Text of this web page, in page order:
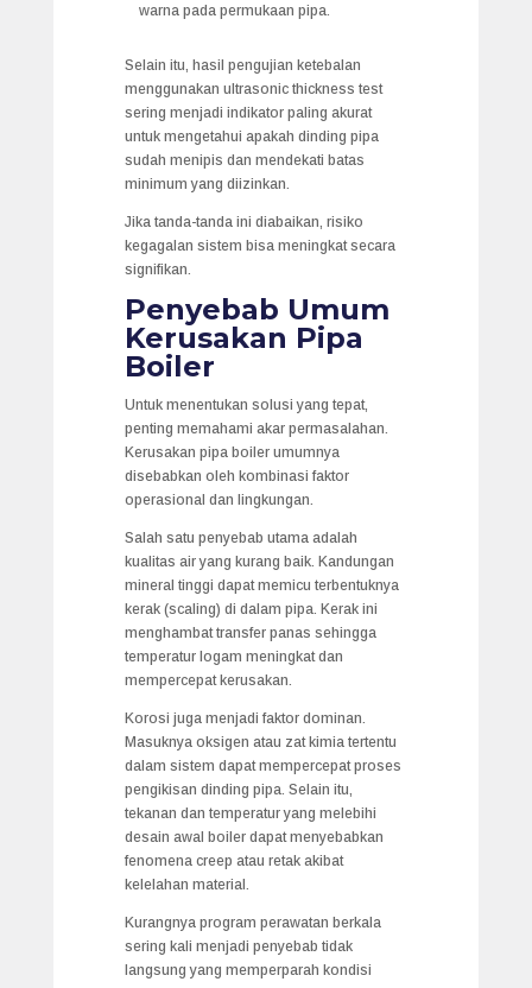
warna pada permukaan pipa.
Selain itu, hasil pengujian ketebalan
menggunakan ultrasonic thickness test
sering menjadi indikator paling akurat
untuk mengetahui apakah dinding pipa
sudah menipis dan mendekati batas
minimum yang diizinkan.
Jika tanda-tanda ini diabaikan, risiko
kegagalan sistem bisa meningkat secara
signifikan.
Penyebab Umum
Kerusakan Pipa
Boiler
Untuk menentukan solusi yang tepat,
penting memahami akar permasalahan.
Kerusakan pipa boiler umumnya
disebabkan oleh kombinasi faktor
operasional dan lingkungan.
Salah satu penyebab utama adalah
kualitas air yang kurang baik. Kandungan
mineral tinggi dapat memicu terbentuknya
kerak (scaling) di dalam pipa. Kerak ini
menghambat transfer panas sehingga
temperatur logam meningkat dan
mempercepat kerusakan.
Korosi juga menjadi faktor dominan.
Masuknya oksigen atau zat kimia tertentu
dalam sistem dapat mempercepat proses
pengikisan dinding pipa. Selain itu,
tekanan dan temperatur yang melebihi
desain awal boiler dapat menyebabkan
fenomena creep atau retak akibat
kelelahan material.
Kurangnya program perawatan berkala
sering kali menjadi penyebab tidak
langsung yang memperparah kondisi